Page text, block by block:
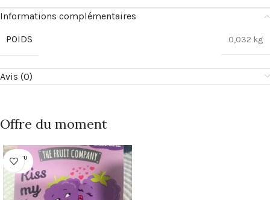
Informations complémentaires
POIDS
0,032 kg
Avis (0)
Offre du moment
RUPTU
RE